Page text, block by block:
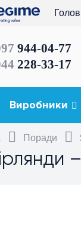
Виробники
944-04-77
228-33-17
Поради